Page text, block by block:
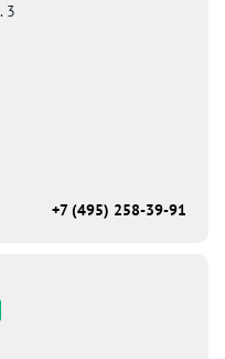
3
+7 (495) 258-39-91